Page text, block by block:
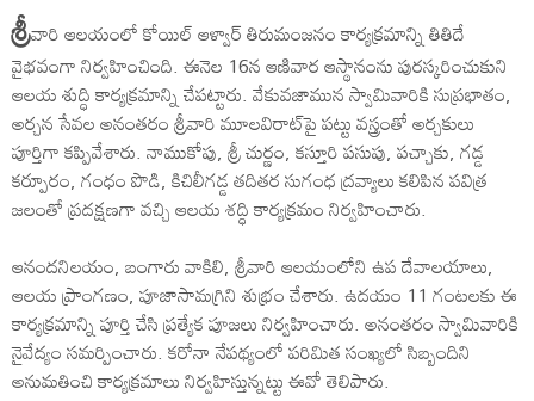
శ్రీవారి ఆలయంలో కోయిల్‌ ఆళ్వార్‌ తిరుమంజనం కార్యక్రమాన్ని తితిదే
వైభవంగా నిర్వహించింది. ఈనెల 16న ఆణివార ఆస్థానంను పురస్కరించుకుని
ఆలయ శుద్ధి కార్యక్రమాన్ని చేపట్టారు. వేకువజామున స్వామివారికి సుప్రభాతం,
అర్చన సేవల అనంతరం శ్రీవారి మూలవిరాట్‌పై పట్టు వస్త్రంతో అర్చకులు
పూర్తిగా కప్పివేశారు. నాముకోపు, శ్రీ చుర్ణం, కస్తూరి పసుపు, పచ్చాకు, గడ్డ
కర్పూరం, గంధం పొడి, కిచిలీగడ్డ తదితర సుగంధ ద్రవ్యాలు కలిపిన పవిత్ర
జలంతో ప్రదక్షణగా వచ్చి ఆలయ శద్ధి కార్యక్రమం నిర్వహించారు.
ఆనందనిలయం, బంగారు వాకిలి, శ్రీవారి ఆలయంలోని ఉప దేవాలయాలు,
ఆలయ ప్రాంగణం, పూజాసామగ్రిని శుభ్రం చేశారు. ఉదయం 11 గంటలకు ఈ
కార్యక్రమాన్ని పూర్తి చేసి ప్రత్యేక పూజలు నిర్వహించారు. అనంతరం స్వామివారికి
నైవేద్యం సమర్పించారు. కరోనా నేపథ్యంలో పరిమిత సంఖ్యలో సిబ్బందిని
అనుమతించి కార్యక్రమాలు నిర్వహిస్తున్నట్టు ఈవో తెలిపారు.